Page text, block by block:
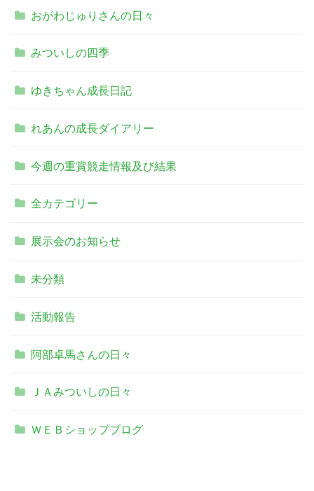
おがわじゅりさんの日々
みついしの四季
ゆきちゃん成長日記
れあんの成長ダイアリー
今週の重賞競走情報及び結果
全カテゴリー
展示会のお知らせ
未分類
活動報告
阿部卓馬さんの日々
ＪＡみついしの日々
ＷＥＢショップブログ